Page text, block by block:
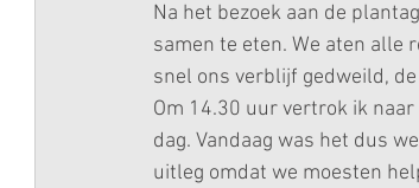
Na het bezoek aan de
samen te eten. We aten alle
snel ons verblijf gedweild,
Om 14.30 uur vertrok ik
dag. Vandaag was het dus
uitleg omdat we moesten